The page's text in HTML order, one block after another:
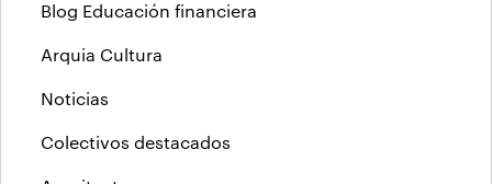
Blog Educación financiera
Arquia Cultura
Noticias
Colectivos destacados